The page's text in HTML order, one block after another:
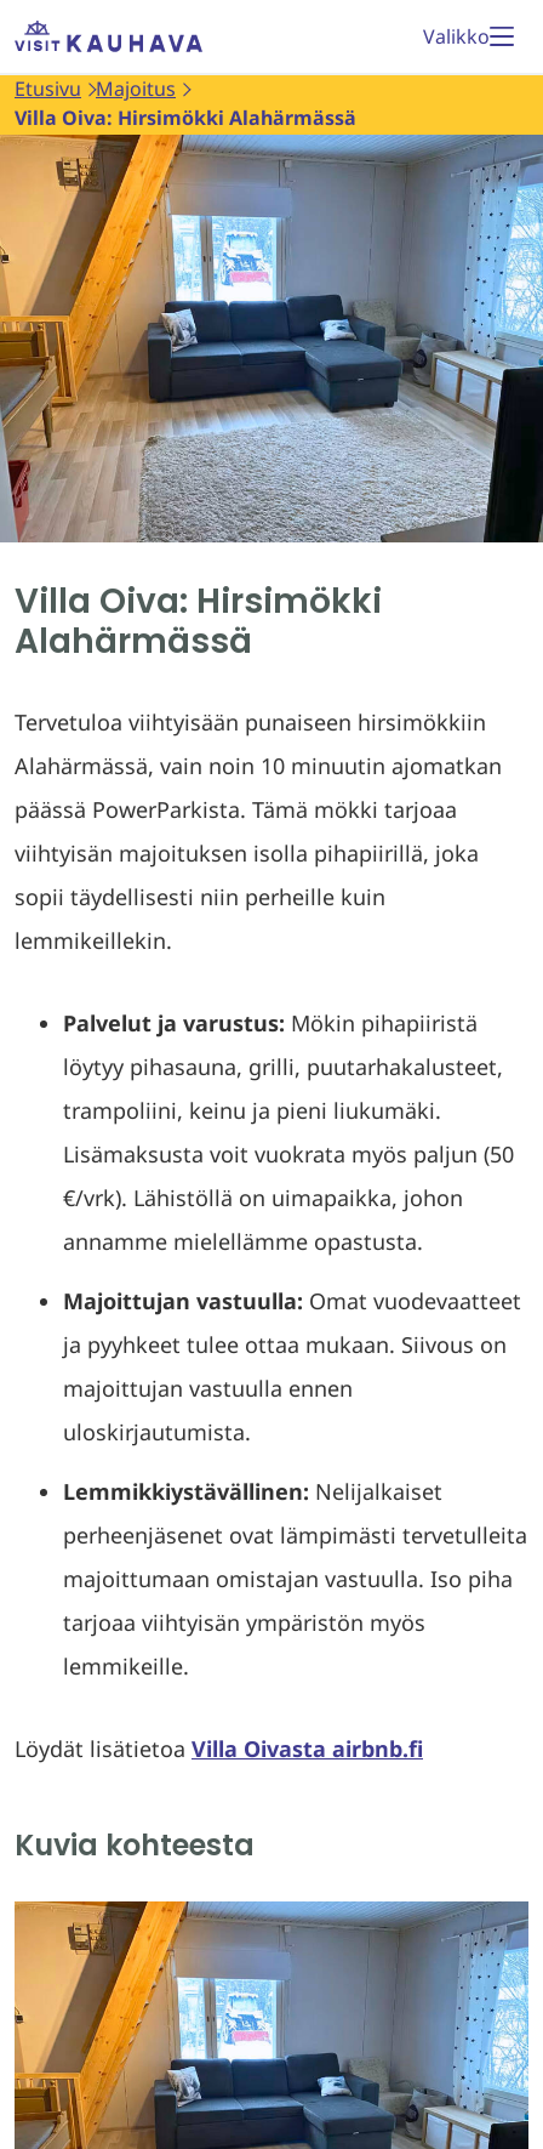
Siirry
Etusivu
Valikko
Etusivu Majoitus
Villa Oiva: Hirsimökki Alahärmässä
Villa Oiva: Hirsimökki
Alahärmässä
Tervetuloa viihtyisään punaiseen hirsimökkiin
Alahärmässä, vain noin 10 minuutin ajomatkan
päässä PowerParkista. Tämä mökki tarjoaa
viihtyisän majoituksen isolla pihapiirillä, joka
sopii täydellisesti niin perheille kuin
lemmikeillekin.
Palvelut ja varustus: Mökin pihapiiristä
löytyy pihasauna, grilli, puutarhakalusteet,
trampoliini, keinu ja pieni liukumäki.
Lisämaksusta voit vuokrata myös paljun (50
€/vrk). Lähistöllä on uimapaikka, johon
annamme mielellämme opastusta.
Majoittujan vastuulla: Omat vuodevaatteet
ja pyyhkeet tulee ottaa mukaan. Siivous on
majoittujan vastuulla ennen
uloskirjautumista.
Lemmikkiystävällinen: Nelijalkaiset
perheenjäsenet ovat lämpimästi tervetulleita
majoittumaan omistajan vastuulla. Iso piha
tarjoaa viihtyisän ympäristön myös
lemmikeille.
Löydät lisätietoa Villa Oivasta airbnb.fi
Kuvia kohteesta